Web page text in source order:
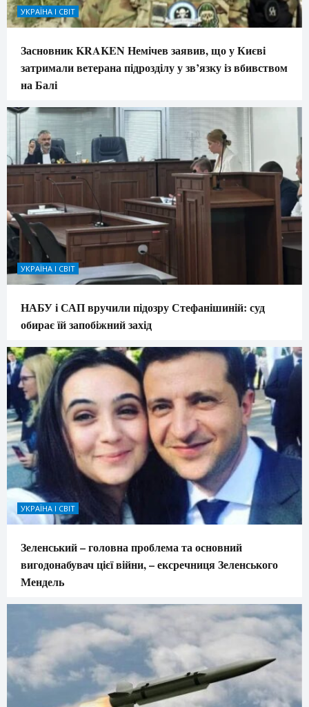
УКРАЇНА І СВІТ
Засновник KRAKEN Немічев заявив, що у Києві
затримали ветерана підрозділу у зв’язку із вбивством
на Балі
УКРАЇНА І СВІТ
НАБУ і САП вручили підозру Стефанішиній: суд
обирає їй запобіжний захід
УКРАЇНА І СВІТ
Зеленський – головна проблема та основний
вигодонабувач цієї війни, – ексречниця Зеленського
Мендель